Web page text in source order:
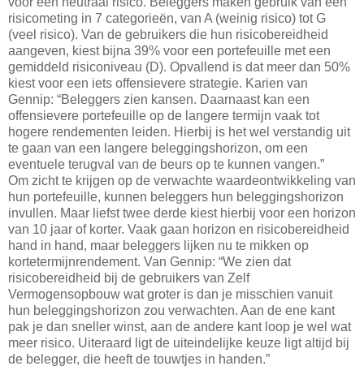
risicometing in 7 categorieën, van A (weinig risico) tot G
(veel risico). Van de gebruikers die hun risicobereidheid
aangeven, kiest bijna 39% voor een portefeuille met een
gemiddeld risiconiveau (D). Opvallend is dat meer dan 50%
kiest voor een iets offensievere strategie. Karien van
Gennip: “Beleggers zien kansen. Daarnaast kan een
offensievere portefeuille op de langere termijn vaak tot
hogere rendementen leiden. Hierbij is het wel verstandig uit
te gaan van een langere beleggingshorizon, om een
eventuele terugval van de beurs op te kunnen vangen.”
Om zicht te krijgen op de verwachte waardeontwikkeling van
hun portefeuille, kunnen beleggers hun beleggingshorizon
invullen. Maar liefst twee derde kiest hierbij voor een horizon
van 10 jaar of korter. Vaak gaan horizon en risicobereidheid
hand in hand, maar beleggers lijken nu te mikken op
kortetermijnrendement. Van Gennip: “We zien dat
risicobereidheid bij de gebruikers van Zelf
Vermogensopbouw wat groter is dan je misschien vanuit
hun beleggingshorizon zou verwachten. Aan de ene kant
pak je dan sneller winst, aan de andere kant loop je wel wat
meer risico. Uiteraard ligt de uiteindelijke keuze ligt altijd bij
de belegger, die heeft de touwtjes in handen.”